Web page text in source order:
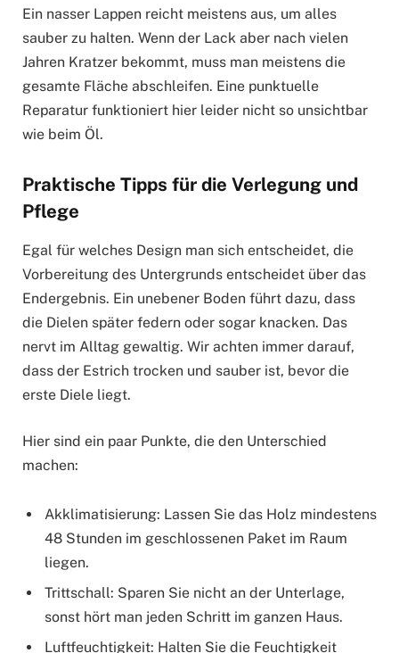
Ein nasser Lappen reicht meistens aus, um alles
sauber zu halten. Wenn der Lack aber nach vielen
Jahren Kratzer bekommt, muss man meistens die
gesamte Fläche abschleifen. Eine punktuelle
Reparatur funktioniert hier leider nicht so unsichtbar
wie beim Öl.
Praktische Tipps für die Verlegung und
Pflege
Egal für welches Design man sich entscheidet, die
Vorbereitung des Untergrunds entscheidet über das
Endergebnis. Ein unebener Boden führt dazu, dass
die Dielen später federn oder sogar knacken. Das
nervt im Alltag gewaltig. Wir achten immer darauf,
dass der Estrich trocken und sauber ist, bevor die
erste Diele liegt.
Hier sind ein paar Punkte, die den Unterschied
machen:
Akklimatisierung: Lassen Sie das Holz mindestens
48 Stunden im geschlossenen Paket im Raum
liegen.
Trittschall: Sparen Sie nicht an der Unterlage,
sonst hört man jeden Schritt im ganzen Haus.
Luftfeuchtigkeit: Halten Sie die Feuchtigkeit